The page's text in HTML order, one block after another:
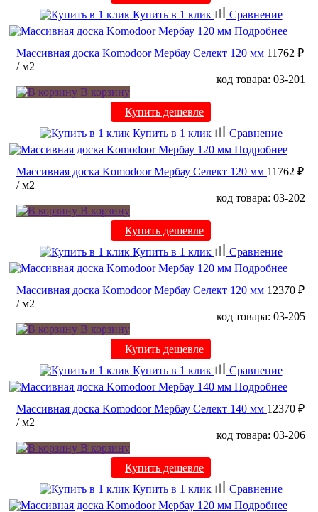
Купить в 1 клик
Сравнение
Подробнее
Массивная доска Komodoor Мербау Селект 120 мм 11762 ₽
/ м2
код товара: 03-201
В корзину
Купить дешевле
Купить в 1 клик
Сравнение
Подробнее
Массивная доска Komodoor Мербау Селект 120 мм 11762 ₽
/ м2
код товара: 03-202
В корзину
Купить дешевле
Купить в 1 клик
Сравнение
Подробнее
Массивная доска Komodoor Мербау Селект 120 мм 12370 ₽
/ м2
код товара: 03-205
В корзину
Купить дешевле
Купить в 1 клик
Сравнение
Подробнее
Массивная доска Komodoor Мербау Селект 140 мм 12370 ₽
/ м2
код товара: 03-206
В корзину
Купить дешевле
Купить в 1 клик
Сравнение
Подробнее